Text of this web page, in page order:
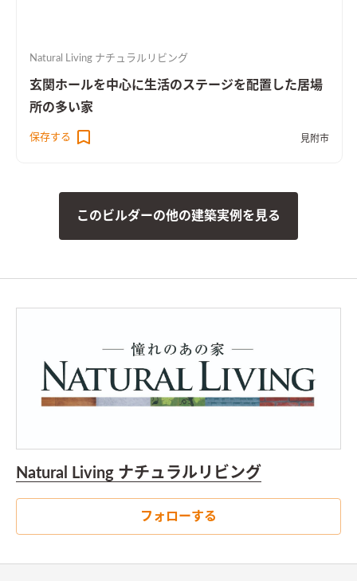
Natural Living ナチュラルリビング
玄関ホールを中心に生活のステージを配置した居場
所の多い家
保存する 見附市
このビルダーの他の建築実例を見る
Natural Living ナチュラルリビング
フォローする